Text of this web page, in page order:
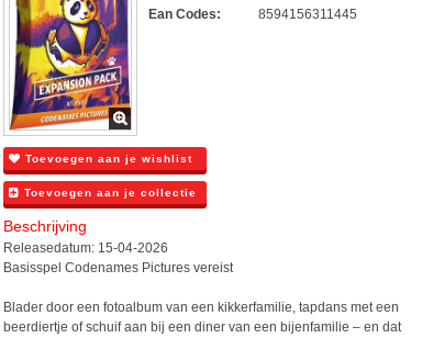
Ean Codes:
8594156311445
Toevoegen aan je wishlist
Toevoegen aan je collectie
Beschrijving
Releasedatum: 15-04-2026
Basisspel Codenames Pictures vereist
Blader door een fotoalbum van een kikkerfamilie, tapdans met een
beerdiertje of schuif aan bij een diner van een bijenfamilie – en dat